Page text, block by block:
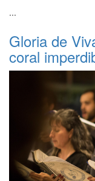
...
Gloria de
coral